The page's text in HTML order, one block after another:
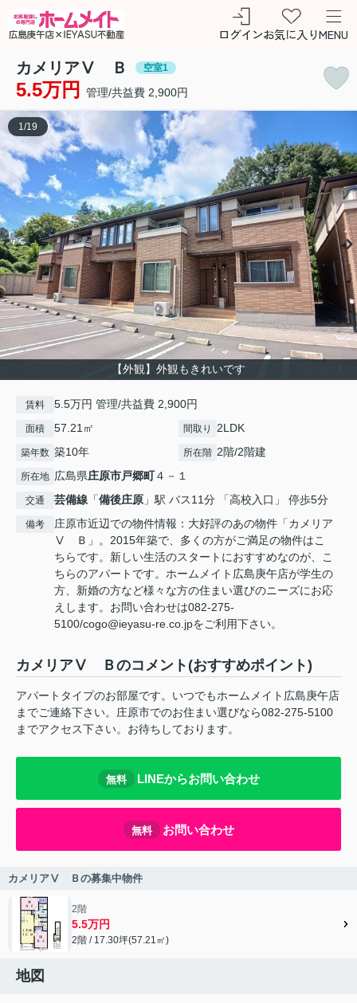
ログインお気に入りMENU
カメリアⅤ Ｂ 空室1
5.5万円 管理/共益費 2,900円
【外観】外観もきれいです
1 /19
賃料 5.5万円 管理/共益費 2,900円
面積 57.21㎡ 間取り 2LDK
築年数 築10年 所在階 2階/2階建
所在地 広島県庄原市戸郷町４－１
交通 芸備線 「備後庄原 」駅 バス11分 「高校入口」 停歩5分
備考
庄原市近辺での物件情報：大好評のあの物件「カメリア
Ⅴ Ｂ」。2015年築で、多くの方がご満足の物件はこ
ちらです。新しい生活のスタートにおすすめなのが、こ
ちらのアパートです。ホームメイト広島庚午店が学生の
方、新婚の方など様々な方の住まい選びのニーズにお応
えします。お問い合わせは082-275-
5100/cogo@ieyasu-re.co.jpをご利用下さい。
カメリアⅤ Ｂのコメント(おすすめポイント)
アパートタイプのお部屋です。いつでもホームメイト広島庚午店
までご連絡下さい。庄原市でのお住まい選びなら082-275-5100
までアクセス下さい。お待ちしております。
無料 LINEからお問い合わせ
無料 お問い合わせ
カメリアⅤ Ｂの募集中物件
2階
5.5万円
2階 / 17.30坪(57.21㎡)
地図